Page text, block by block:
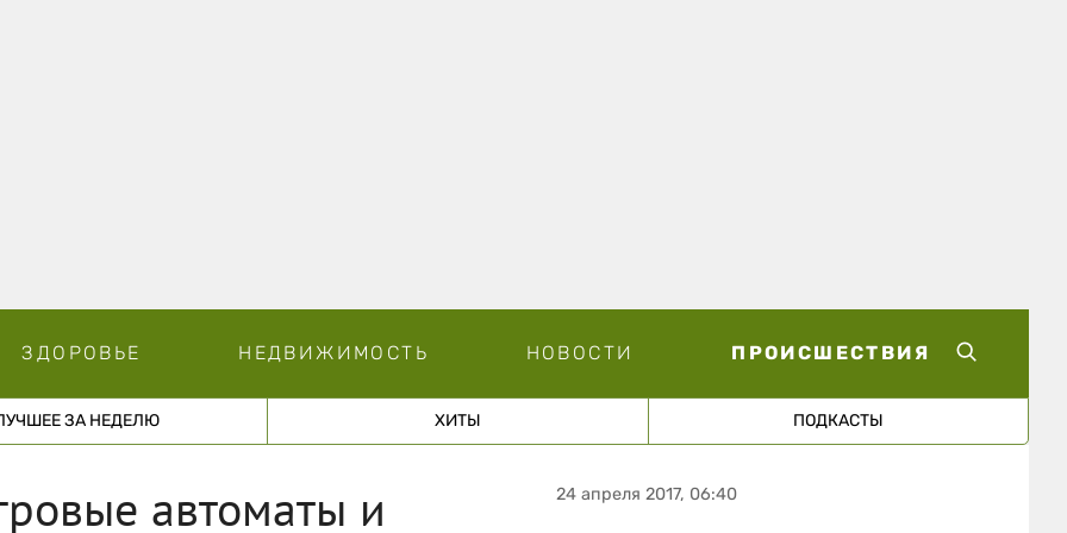
ЗДОРОВЬЕ НЕДВИЖИМОСТЬ НОВОСТИ ПРОИСШЕСТВИЯ
ЗА НЕДЕЛЮ ХИТЫ ПОДКАСТЫ
автоматы и
24 апреля 2017, 06:40